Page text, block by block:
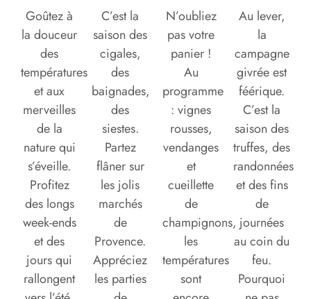
Goûtez à
la douceur
des
températures
et aux
merveilles
de la
nature qui
s’éveille.
Profitez
des longs
week-ends
et des
jours qui
rallongent
C’est la
saison des
cigales,
des
baignades,
des
siestes.
Partez
flâner sur
les jolis
marchés
de
Provence.
Appréciez
les parties
N’oubliez
pas votre
panier !
Au
programme
: vignes
rousses,
vendanges
et
cueillette
de
champignons,
les
températures
sont
Au lever,
la
campagne
givrée est
féérique.
C’est la
saison des
truffes, des
randonnées
et des fins
de
journées
au coin du
feu.
Pourquoi